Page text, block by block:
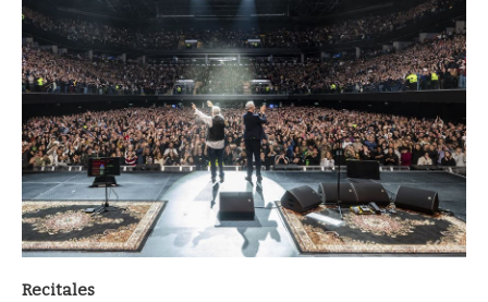
Recitales